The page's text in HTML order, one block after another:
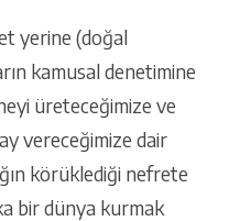
yerine (doğal
kamusal denetimine
üreteceğimize ve
vereceğimize dair
körüklediği nefrete
bir dünya kurmak